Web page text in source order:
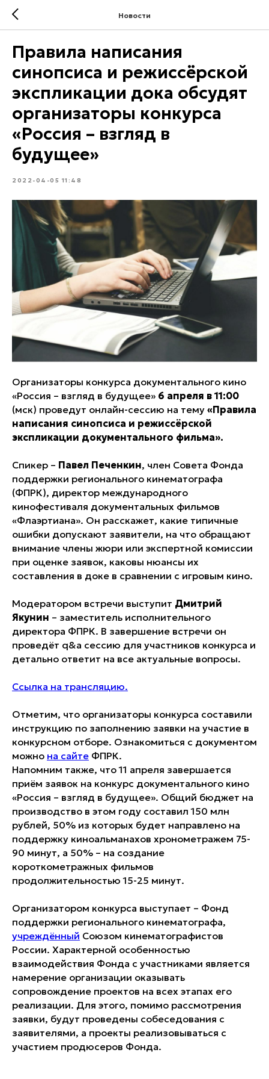
Новости
Правила написания
синопсиса и режиссёрской
экспликации дока обсудят
организаторы конкурса
«Россия – взгляд в
будущее»
2022-04-05 11:48
Организаторы конкурса документального кино
«Россия – взгляд в будущее» 6 апреля в 11:00
(мск) проведут онлайн-сессию на тему «Правила
написания синопсиса и режиссёрской
экспликации документального фильма».
Спикер – Павел Печенкин, член Совета Фонда
поддержки регионального кинематографа
(ФПРК), директор международного
кинофестиваля документальных фильмов
«Флаэртиана». Он расскажет, какие типичные
ошибки допускают заявители, на что обращают
внимание члены жюри или экспертной комиссии
при оценке заявок, каковы нюансы их
составления в доке в сравнении с игровым кино.
Модератором встречи выступит Дмитрий
Якунин – заместитель исполнительного
директора ФПРК. В завершение встречи он
проведёт q&a сессию для участников конкурса и
детально ответит на все актуальные вопросы.
Ссылка на трансляцию.
Отметим, что организаторы конкурса составили
инструкцию по заполнению заявки на участие в
конкурсном отборе. Ознакомиться с документом
можно на сайте ФПРК.
Напомним также, что 11 апреля завершается
приём заявок на конкурс документального кино
«Россия – взгляд в будущее». Общий бюджет на
производство в этом году составил 150 млн
рублей, 50% из которых будет направлено на
поддержку киноальманахов хронометражем 75-
90 минут, а 50% – на создание
короткометражных фильмов
продолжительностью 15-25 минут.
Организатором конкурса выступает – Фонд
поддержки регионального кинематографа,
учреждённый Союзом кинематографистов
России. Характерной особенностью
взаимодействия Фонда с участниками является
намерение организации оказывать
сопровождение проектов на всех этапах его
реализации. Для этого, помимо рассмотрения
заявки, будут проведены собеседования с
заявителями, а проекты реализовываться с
участием продюсеров Фонда.